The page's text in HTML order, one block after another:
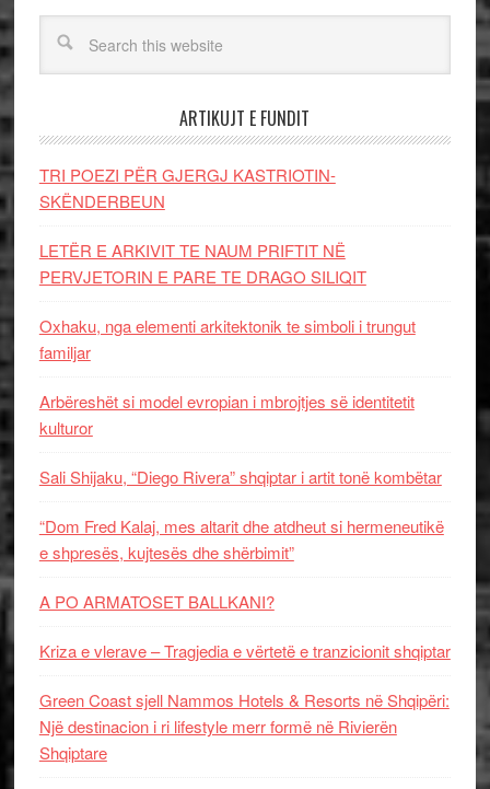
ARTIKUJT E FUNDIT
TRI POEZI PËR GJERGJ KASTRIOTIN-
SKËNDERBEUN
LETËR E ARKIVIT TE NAUM PRIFTIT NË
PERVJETORIN E PARE TE DRAGO SILIQIT
Oxhaku, nga elementi arkitektonik te simboli i trungut
familjar
Arbëreshët si model evropian i mbrojtjes së identitetit
kulturor
Sali Shijaku, “Diego Rivera” shqiptar i artit tonë kombëtar
“Dom Fred Kalaj, mes altarit dhe atdheut si hermeneutikë
e shpresës, kujtesës dhe shërbimit”
A PO ARMATOSET BALLKANI?
Kriza e vlerave – Tragjedia e vërtetë e tranzicionit shqiptar
Green Coast sjell Nammos Hotels & Resorts në Shqipëri:
Një destinacion i ri lifestyle merr formë në Rivierën
Shqiptare